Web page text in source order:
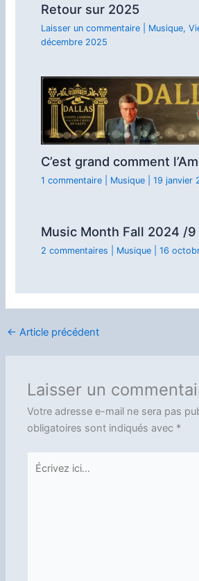
Retour sur 2025
Laisser un commentaire Musique,
décembre 2025
C’est grand comment
1 commentaire Musique| 19 janvier
Music Month Fall 2024 /9
2 commentaires Musique| 16
← Article précédent
Laisser un
Votre adresse e-mail ne sera pas
obligatoires sont indiqués avec *
Écrivez
ici…